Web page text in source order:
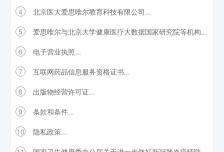
4
北京医大爱思唯尔教育科技有限公司...
5
爱思唯尔与北京大学健康医疗大数据国家研究院等机构...
6
电子营业执照...
7
互联网药品信息服务资格证书...
8
出版物经营许可证...
9
条款和条件...
10
隐私政策...